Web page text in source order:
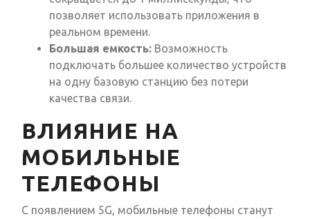
позволяет использовать приложения в
реальном времени.
Большая емкость: Возможность
подключать большее количество устройств
на одну базовую станцию без потери
качества связи.
ВЛИЯНИЕ НА
МОБИЛЬНЫЕ
ТЕЛЕФОНЫ
С появлением 5G, мобильные телефоны станут